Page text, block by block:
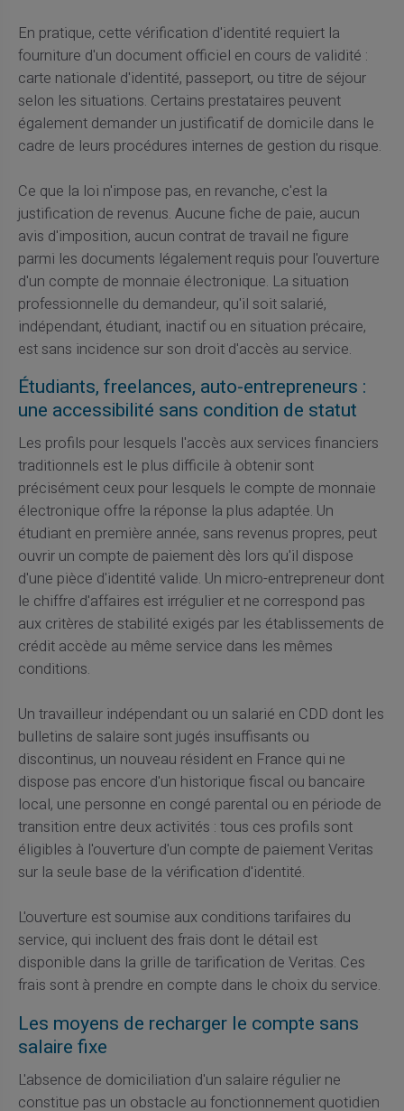
En pratique, cette vérification d'identité requiert la
fourniture d'un document officiel en cours de validité :
carte nationale d'identité, passeport, ou titre de séjour
selon les situations. Certains prestataires peuvent
également demander un justificatif de domicile dans le
cadre de leurs procédures internes de gestion du risque.
Ce que la loi n'impose pas, en revanche, c'est la
justification de revenus. Aucune fiche de paie, aucun
avis d'imposition, aucun contrat de travail ne figure
parmi les documents légalement requis pour l'ouverture
d'un compte de monnaie électronique. La situation
professionnelle du demandeur, qu'il soit salarié,
indépendant, étudiant, inactif ou en situation précaire,
est sans incidence sur son droit d'accès au service.
Étudiants, freelances, auto-entrepreneurs :
une accessibilité sans condition de statut
Les profils pour lesquels l'accès aux services financiers
traditionnels est le plus difficile à obtenir sont
précisément ceux pour lesquels le compte de monnaie
électronique offre la réponse la plus adaptée. Un
étudiant en première année, sans revenus propres, peut
ouvrir un compte de paiement dès lors qu'il dispose
d'une pièce d'identité valide. Un micro-entrepreneur dont
le chiffre d'affaires est irrégulier et ne correspond pas
aux critères de stabilité exigés par les établissements de
crédit accède au même service dans les mêmes
conditions.
Un travailleur indépendant ou un salarié en CDD dont les
bulletins de salaire sont jugés insuffisants ou
discontinus, un nouveau résident en France qui ne
dispose pas encore d'un historique fiscal ou bancaire
local, une personne en congé parental ou en période de
transition entre deux activités : tous ces profils sont
éligibles à l'ouverture d'un compte de paiement Veritas
sur la seule base de la vérification d'identité.
L'ouverture est soumise aux conditions tarifaires du
service, qui incluent des frais dont le détail est
disponible dans la grille de tarification de Veritas. Ces
frais sont à prendre en compte dans le choix du service.
Les moyens de recharger le compte sans
salaire fixe
L'absence de domiciliation d'un salaire régulier ne
constitue pas un obstacle au fonctionnement quotidien